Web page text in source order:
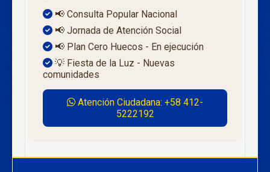
📢 Consulta Popular Nacional
📢 Jornada de Atención Social
📢 Plan Cero Huecos - En ejecución
💡 Fiesta de la Luz - Nuevas
comunidades
Atención Ciudadana: +58 412-
5222192